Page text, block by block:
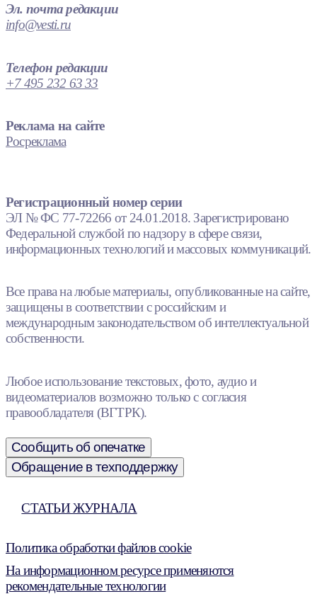
Эл. почта редакции
info@vesti.ru
Телефон редакции
+7 495 232 63 33
Реклама на сайте
Росреклама
Регистрационный номер серии
ЭЛ № ФС 77-72266 от 24.01.2018. Зарегистрировано
Федеральной службой по надзору в сфере связи,
информационных технологий и массовых коммуникаций.
Все права на любые материалы, опубликованные на сайте,
защищены в соответствии с российским и
международным законодательством об интеллектуальной
собственности.
Любое использование текстовых, фото, аудио и
видеоматериалов возможно только с согласия
правообладателя (ВГТРК).
Сообщить об опечатке
Обращение в техподдержку
СТАТЬИ ЖУРНАЛА
Политика обработки файлов cookie
На информационном ресурсе применяются
рекомендательные технологии